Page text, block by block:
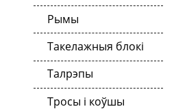
Рымы
Такелажныя блокі
Талрэпы
Тросы і коўшы